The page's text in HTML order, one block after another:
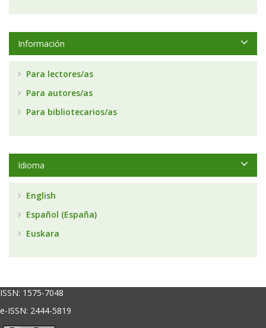
Información
Para lectores/as
Para autores/as
Para bibliotecarios/as
Idioma
English
Español (España)
Euskara
ISSN: 1575-7048
e-ISSN: 2444-5819